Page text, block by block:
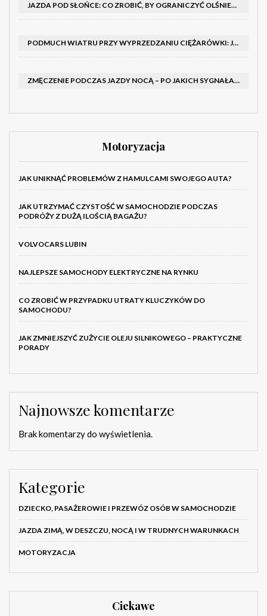
JAZDA POD SŁOŃCE: CO ZROBIĆ, BY OGRANICZYĆ OLŚNIENIE I POPRAWIĆ WIDOCZNOŚĆ
PODMUCH WIATRU PRZY WYPRZEDZANIU CIĘŻARÓWKI: JAK UTRZYMAĆ TOR JAZDY I OPANOWAĆ AUTO
ZMĘCZENIE PODCZAS JAZDY NOCĄ – PO JAKICH SYGNAŁACH ROZPOZNAĆ SENNOŚĆ ZA KIEROWNICĄ I KIEDY ZROBIĆ PRZERWĘ
Motoryzacja
JAK UNIKNĄĆ PROBLEMÓW Z HAMULCAMI SWOJEGO AUTA?
JAK UTRZYMAĆ CZYSTOŚĆ W SAMOCHODZIE PODCZAS
PODRÓŻY Z DUŻĄ ILOŚCIĄ BAGAŻU?
VOLVOCARS LUBIN
NAJLEPSZE SAMOCHODY ELEKTRYCZNE NA RYNKU
CO ZROBIĆ W PRZYPADKU UTRATY KLUCZYKÓW DO
SAMOCHODU?
JAK ZMNIEJSZYĆ ZUŻYCIE OLEJU SILNIKOWEGO – PRAKTYCZNE
PORADY
Najnowsze komentarze
Brak komentarzy do wyświetlenia.
Kategorie
DZIECKO, PASAŻEROWIE I PRZEWÓZ OSÓB W SAMOCHODZIE
JAZDA ZIMĄ, W DESZCZU, NOCĄ I W TRUDNYCH WARUNKACH
MOTORYZACJA
Ciekawe